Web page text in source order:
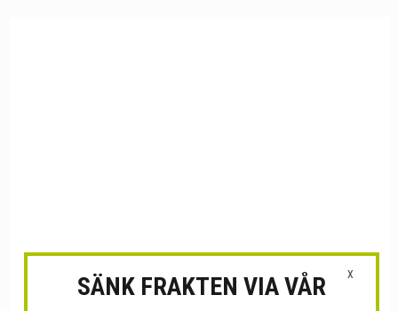
X
SÄNK FRAKTEN VIA VÅR